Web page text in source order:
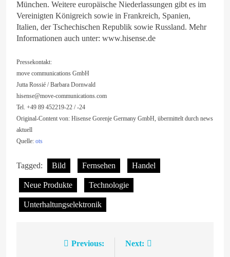
München. Weitere europäische Niederlassungen gibt es im
Vereinigten Königreich sowie in Frankreich, Spanien,
Italien, der Tschechischen Republik sowie Russland. Mehr
Informationen auch unter: www.hisense.de
Pressekontakt:
move communications GmbH
Jutta Rossié / Barbara Dornwald
hisense@move-communications.com
Tel. +49 89 452219-22 / -24
Original-Content von: Hisense Gorenje Germany GmbH, übermittelt durch news
aktuell
Quelle: ots
Tagged: Bild Fernsehen Handel
Neue Produkte Technologie
Unterhaltungselektronik
Beitragsnavigation
Previous: Next: